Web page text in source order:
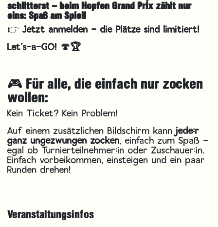
schlitterst – beim Hopfen Grand Prix zählt nur
eins: Spaß am Spiel!
👉 Jetzt anmelden – die Plätze sind limitiert!
Let’s-a-GO! 🍄🏆
🎮 Für alle, die einfach nur zocken
wollen:
Kein Ticket? Kein Problem!
Auf einem zusätzlichen Bildschirm kann jede:r
ganz ungezwungen zocken, einfach zum Spaß –
egal ob Turnierteilnehmer:in oder Zuschauer:in.
Einfach vorbeikommen, einsteigen und ein paar
Runden drehen!
Veranstaltungsinfos